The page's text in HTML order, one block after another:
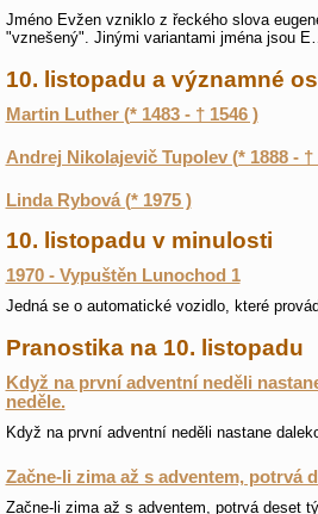
Jméno Evžen vzniklo z řeckého slova
"vznešený". Jinými variantami jména jsou
10. listopadu a významné
Martin Luther (* 1483 - † 1546 )
Andrej Nikolajevič Tupolev (* 1888 - †
Linda Rybová (* 1975 )
10. listopadu v minulosti
1970 - Vypuštěn Lunochod 1
Jedná se o automatické vozidlo, které
Pranostika na 10. listopadu
Když na první adventní neděli
neděle.
Když na první adventní neděli nastane
Začne-li zima až s adventem, potrvá
Začne-li zima až s adventem, potrvá deset